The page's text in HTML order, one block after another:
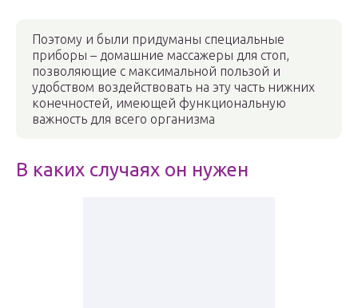
Поэтому и были придуманы специальные
приборы – домашние массажеры для стоп,
позволяющие с максимальной пользой и
удобством воздействовать на эту часть нижних
конечностей, имеющей функциональную
важность для всего организма
В каких случаях он нужен